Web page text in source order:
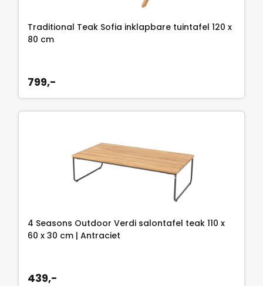
Traditional Teak Sofia inklapbare tuintafel 120 x
80 cm
799,-
4 Seasons Outdoor Verdi salontafel teak 110 x
60 x 30 cm | Antraciet
439,-